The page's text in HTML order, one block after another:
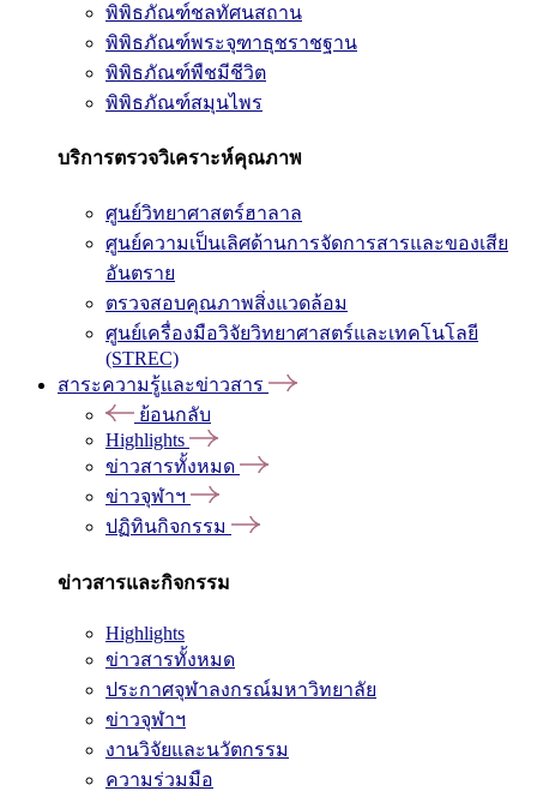
พิพิธภัณฑ์ชลทัศนสถาน
พิพิธภัณฑ์พระจุฑาธุชราชฐาน
พิพิธภัณฑ์พืชมีชีวิต
พิพิธภัณฑ์สมุนไพร
บริการตรวจวิเคราะห์คุณภาพ
ศูนย์วิทยาศาสตร์ฮาลาล
ศูนย์ความเป็นเลิศด้านการจัดการสารและของเสีย
อันตราย
ตรวจสอบคุณภาพสิ่งแวดล้อม
ศูนย์เครื่องมือวิจัยวิทยาศาสตร์และเทคโนโลยี
(STREC)
สาระความรู้และข่าวสาร
ย้อนกลับ
Highlights
ข่าวสารทั้งหมด
ข่าวจุฬาฯ
ปฏิทินกิจกรรม
ข่าวสารและกิจกรรม
Highlights
ข่าวสารทั้งหมด
ประกาศจุฬาลงกรณ์มหาวิทยาลัย
ข่าวจุฬาฯ
งานวิจัยและนวัตกรรม
ความร่วมมือ